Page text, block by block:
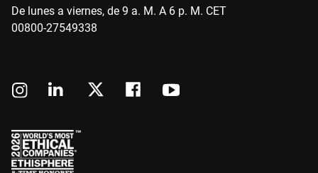
De lunes a viernes, de 9 a. M. A 6 p. M. CET
00800-27549338